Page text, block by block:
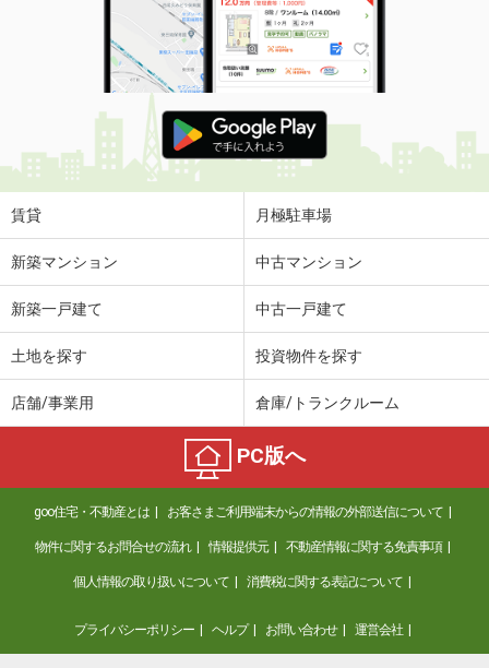
賃貸 月極駐車場
新築マンション 中古マンション
新築一戸建て 中古一戸建て
土地を探す 投資物件を探す
店舗/事業用 倉庫/トランクルーム
PC版へ
goo住宅・不動産とは お客さまご利用端末からの情報の外部送信について
物件に関するお問合せの流れ 情報提供元 不動産情報に関する免責事項
個人情報の取り扱いについて 消費税に関する表記について
プライバシーポリシー ヘルプ お問い合わせ 運営会社